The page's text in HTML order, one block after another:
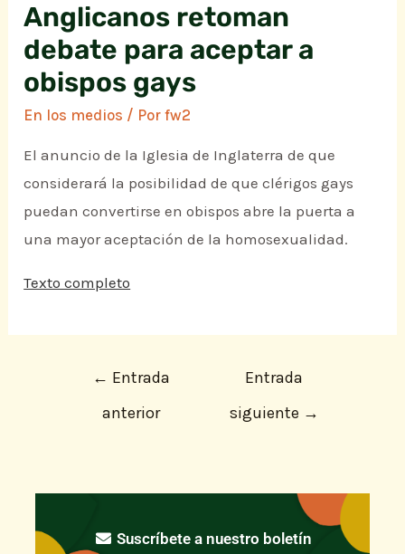
Anglicanos retoman
debate para aceptar a
obispos gays
En los medios / Porfw2
El anuncio de la Iglesia de Inglaterra de que
considerará la posibilidad de que clérigos gays
puedan convertirse en obispos abre la puerta a
una mayor aceptación de la homosexualidad.
Texto completo
← Entrada
anterior
Entrada
siguiente →
Suscríbete a nuestro boletín